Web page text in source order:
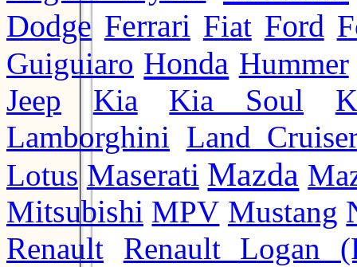
Dodge Ferrari Fiat Ford
Guiguiaro Honda Hummer
Jeep
Kia Kia Soul
Lamborghini Land
Lotus Maserati Mazda
Mitsubishi MPV Mustang
Renault
Renault Logan